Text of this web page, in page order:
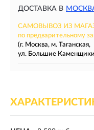
ДОСТАВКА В
САМОВЫВОЗ ИЗ
по предварительному
(г. Москва, м. Таганская,
ул. Большие